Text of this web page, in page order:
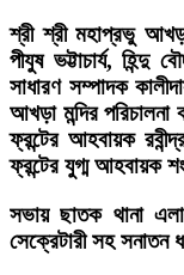
শ্রী শ্রী মহাপ্রভু
পীযুষ ভট্টাচার্য,
সাধারণ সম্পাদক
আখড়া মন্দির
ফ্রন্টের আহবায়ক
ফ্রন্টের যুগ্ম আহবায়ক
সভায় ছাতক থানা
সেক্রেটারী সহ সনাতন